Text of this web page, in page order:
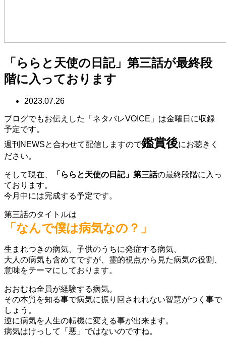
「ららと天使の日記」第三話が最終段
階に入っております
2023.07.26
ブログでもお伝えした「ネタバレVOICE」は金曜日に収録
予定です。
週刊NEWSと合わせて配信しますので鑑賞後にお聴きく
ださい。
そして現在、 「ららと天使の日記」第三話の最終段階に入っ
ております。
今月中には完成する予定です。
第三話のタイトルは
「なんで僕は病気なの？」
生まれつきの病気、子供のうちに発症する病気、
大人の病気も含めてですが、霊的視点から見た病気の役割、
意味をテーマにしております。
おおむね全員が経験する病気。
その本質を知る事で病気に振り回されれない智慧がつく事で
しょう。
逆に病気を人生の転機に変える事が出来ます。
病気はけっして「悪」ではないのですね。